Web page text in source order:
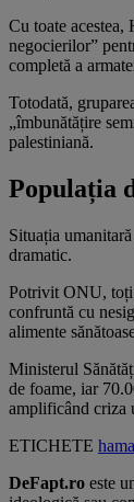
Cu toate acestea,
negocierilor”
completă a
Totodată,
„îmbunătățire
palestiniană.
Populația
Situația
dramatic.
Potrivit ONU, toți
confruntă cu
alimente
Ministerul
de foame, iar
amplificând criza
ETICHETE
DeFapt.ro este